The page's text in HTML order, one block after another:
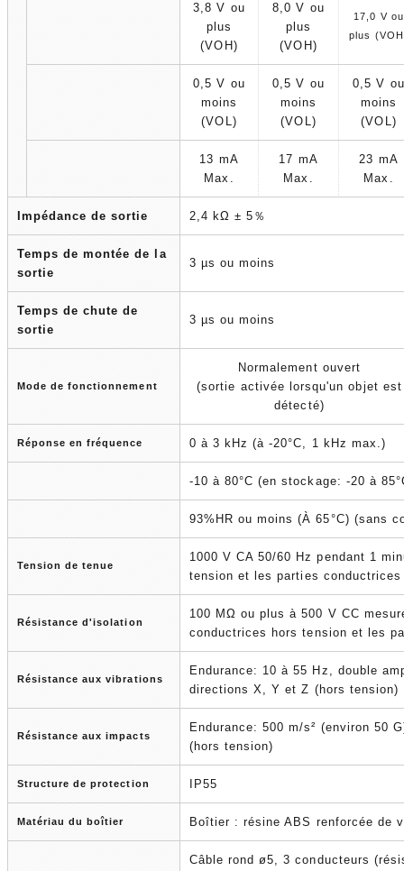
3,8 V ou
plus
(VOH)
8,0 V ou
plus
(VOH)
17,0 V ou
plus
0,5 V ou
moins
(VOL)
0,5 V ou
moins
(VOL)
0,5 V ou
moins
(VOL)
13 mA
Max.
17 mA
Max.
23 mA
Max.
Impédance de sortie 2,4 kΩ ± 5％
Temps de montée de la
sortie
3 µs ou moins
Temps de chute de
sortie
3 µs ou moins
Mode de fonctionnement
Normalement ouvert
(sortie activée lorsqu'un objet est
détecté)
Réponse en fréquence 0 à 3 kHz (à -20°C, 1 kHz max.)
-10 à 80°C (en stockage: -20 à
93%HR ou moins (À 65°C) (sans
Tension de tenue
1000 V CA 50/60 Hz pendant 1
tension et les parties
Résistance d'isolation
100 MΩ ou plus à 500 V CC
conductrices hors tension et les
Résistance aux vibrations
Endurance: 10 à 55 Hz, double
directions X, Y et Z (hors tension)
Résistance aux impacts
Endurance: 500 m/s² (environ 50
(hors tension)
Structure de protection IP55
Matériau du boîtier Boîtier : résine ABS renforcée de
Câble rond ø5, 3 conducteurs